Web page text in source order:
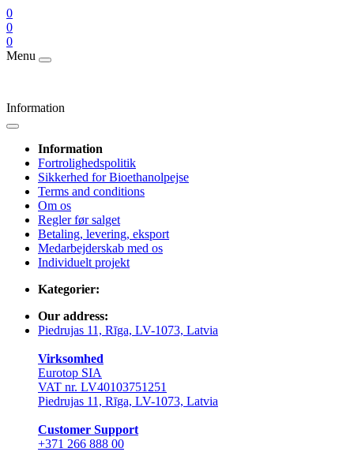
0
0
0
Menu
Information
Information
Fortrolighedspolitik
Sikkerhed for Bioethanolpejse
Terms and conditions
Om os
Regler før salget
Betaling, levering, eksport
Medarbejderskab med os
Individuelt projekt
Kategorier:
Our address:
Piedrujas 11, Rīga, LV-1073, Latvia
Virksomhed
Eurotop SIA
VAT nr. LV40103751251
Piedrujas 11, Rīga, LV-1073, Latvia
Сustomer Support
+371 266 888 00